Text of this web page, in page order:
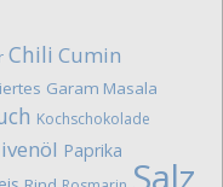
Chili Cumin
Garam Masala
Kochschokolade
Paprika
Salz